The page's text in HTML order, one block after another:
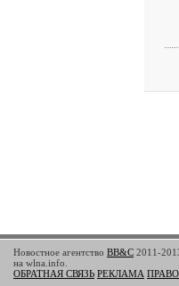
Новостное агентство BB&C 2011-
на wlna.info.
ОБРАТНАЯ СВЯЗЬ РЕКЛАМА